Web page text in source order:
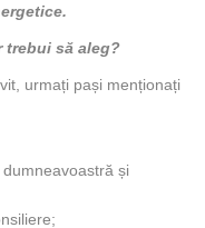
trebui să aleg?
urmați pași menționați
și